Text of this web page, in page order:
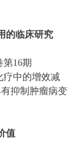
的临床研究
第16期
疗中的增效减
抑制肿瘤病变
值